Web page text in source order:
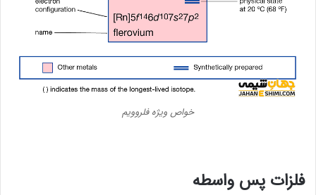
خواص ویژه فلروویم
فلزات پس واسطه